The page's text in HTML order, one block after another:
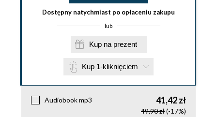
Dostępny natychmiast po opłaceniu zakupu
lub
Kup na prezent
Kup 1-kliknięciem
Audiobook mp3 41,42 zł
49,90 zł(-17%)